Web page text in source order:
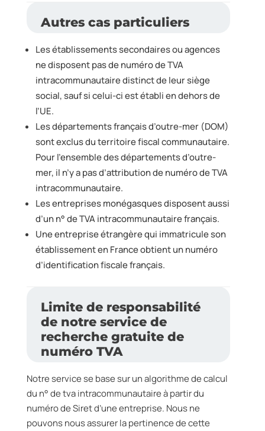
Autres cas particuliers
Les établissements secondaires ou agences
ne disposent pas de numéro de TVA
intracommunautaire distinct de leur siège
social, sauf si celui-ci est établi en dehors de
l’UE.
Les départements français d’outre-mer (DOM)
sont exclus du territoire fiscal communautaire.
Pour l’ensemble des départements d’outre-
mer, il n’y a pas d’attribution de numéro de TVA
intracommunautaire.
Les entreprises monégasques disposent aussi
d’un n° de TVA intracommunautaire français.
Une entreprise étrangère qui immatricule son
établissement en France obtient un numéro
d’identification fiscale français.
Limite de responsabilité
de notre service de
recherche gratuite de
numéro TVA
Notre service se base sur un algorithme de calcul
du n° de tva intracommunautaire à partir du
numéro de Siret d’une entreprise. Nous ne
pouvons nous assurer la pertinence de cette